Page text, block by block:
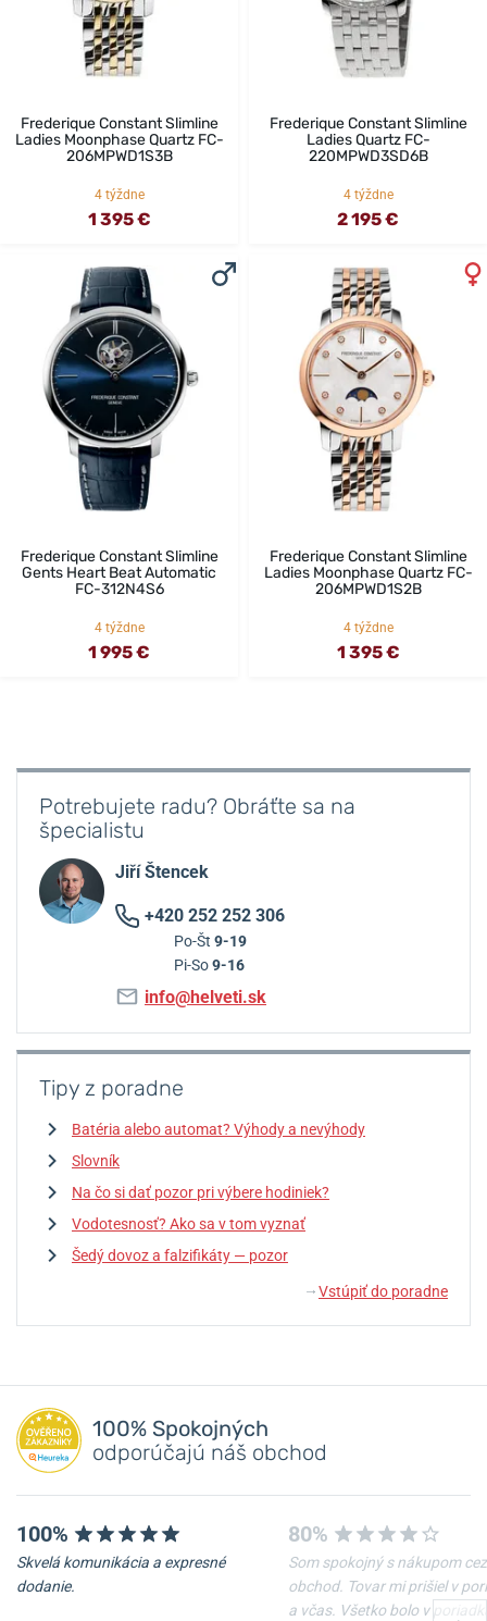
Frederique Constant Slimline
Ladies Moonphase Quartz FC-
206MPWD1S3B
4 týždne
1 395 €
Frederique Constant Slimline
Ladies Quartz FC-
220MPWD3SD6B
4 týždne
2 195 €
Frederique Constant Slimline
Gents Heart Beat Automatic
FC-312N4S6
4 týždne
1 995 €
Frederique Constant Slimline
Ladies Moonphase Quartz FC-
206MPWD1S2B
4 týždne
1 395 €
Potrebujete radu? Obráťte sa na
špecialistu
Jiří Štencek
+420 252 252 306
Po-Št 9-19
Pi-So9-16
info@helveti.sk
Tipy z poradne
Batéria alebo automat? Výhody a nevýhody
Slovník
Na čo si dať pozor pri výbere hodiniek?
Vodotesnosť? Ako sa v tom vyznať
Šedý dovoz a falzifikáty — pozor
↓ Vstúpiť do poradne
100% Spokojných
odporúčajú náš obchod
100%
Skvelá komunikácia a expresné
dodanie.
80%
Som spokojný s nákupom cez
obchod. Tovar mi prišiel v
a včas. Všetko bolo v